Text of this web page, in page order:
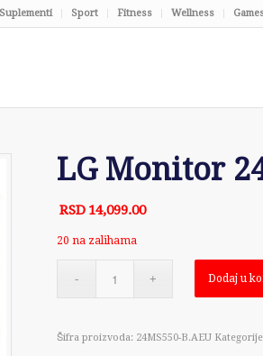
Suplementi Sport Fitness Wellness
LG Monitor
RSD 14,099.00
20 na zalihama
Dodaj u
Šifra proizvoda: 24MS550-B.AEU